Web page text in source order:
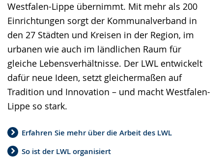
Westfalen-Lippe übernimmt. Mit mehr als 200
Einrichtungen sorgt der Kommunalverband in
den 27 Städten und Kreisen in der Region, im
urbanen wie auch im ländlichen Raum für
gleiche Lebensverhältnisse. Der LWL entwickelt
dafür neue Ideen, setzt gleichermaßen auf
Tradition und Innovation – und macht Westfalen-
Lippe so stark.
Erfahren Sie mehr über die Arbeit des LWL
So ist der LWL organisiert